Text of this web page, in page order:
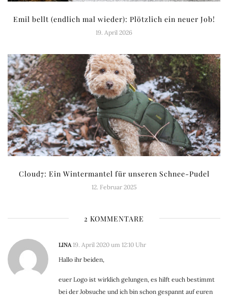
Emil bellt (endlich mal wieder): Plötzlich ein neuer Job!
19. April 2026
Cloud7: Ein Wintermantel für unseren Schnee-Pudel
12. Februar 2025
2 KOMMENTARE
LINA 19. April 2020 um 12:10 Uhr
Hallo ihr beiden,
euer Logo ist wirklich gelungen, es hilft euch bestimmt
bei der Jobsuche und ich bin schon gespannt auf euren